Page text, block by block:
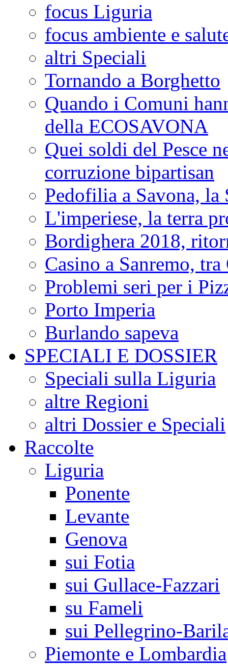
focus Liguria
focus ambiente e
altri Speciali
Tornando a Borghetto
Quando i Comuni
della ECOSAVONA
Quei soldi del Pesce
corruzione bipartisan
Pedofilia a Savona, la
L'imperiese, la terra
Bordighera 2018,
Casino a Sanremo,
Problemi seri per i
Porto Imperia
Burlando sapeva
SPECIALI E DOSSIER
Speciali sulla Liguria
altre Regioni
altri Dossier e Speciali
Raccolte
Liguria
Ponente
Levante
Genova
sui Fotia
sui Gullace-Fazzari
su Fameli
sui Pellegrino-
Piemonte e Lombardia